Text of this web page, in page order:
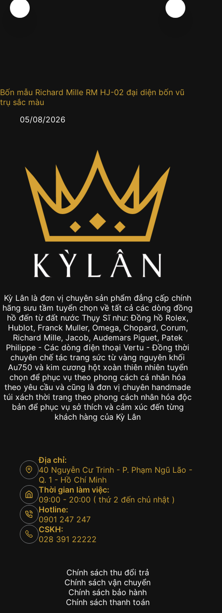
Bốn mẫu Richard Mille RM HJ-02 đại diện bốn vũ
trụ sắc màu
05/08/2026
Kỳ Lân là đơn vị chuyên sản phẩm đẳng cấp chính
hãng sưu tầm tuyển chọn về tất cả các dòng đồng
hồ đến từ đất nước Thụy Sĩ như: Đồng hồ Rolex,
Hublot, Franck Muller, Omega, Chopard, Corum,
Richard Mille, Jacob, Audemars Piguet, Patek
Philippe - Các dòng điện thoại Vertu - Đồng thời
chuyên chế tác trang sức từ vàng nguyên khối
Au750 và kim cương hột xoàn thiên nhiên tuyển
chọn để phục vụ theo phong cách cá nhân hóa
theo yêu cầu và cũng là đơn vị chuyên handmade
túi xách thời trang theo phong cách nhân hóa độc
bản để phục vụ sở thích và cảm xúc đến từng
khách hàng của Kỳ Lân
Địa chỉ:
40 Nguyễn Cư Trinh - P. Phạm Ngũ Lão -
Q. 1 - Hồ Chí Minh
Thời gian làm việc:
09:00 - 20:00 ( thứ 2 đến chủ nhật )
Hotline:
0901 247 247
CSKH:
028 391 22222
Chính sách thu đổi trả
Chính sách vận chuyển
Chính sách bảo hành
Chính sách thanh toán